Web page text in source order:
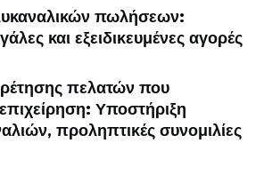
πωλήσεων:
και εξειδικευμένες αγορές
πελατών που
επιχείρηση: Υποστήριξη
προληπτικές συνομιλίες